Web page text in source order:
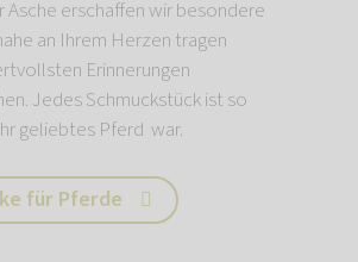
Asche erschaffen wir besondere
an Ihrem Herzen tragen
Erinnerungen
Jedes Schmuckstück ist so
geliebtes Pferd war.
für Pferde